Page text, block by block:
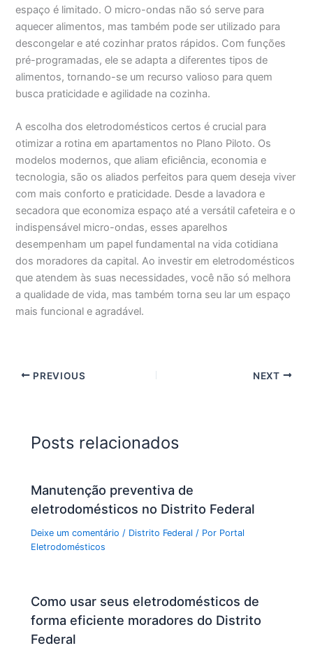
espaço é limitado. O micro-ondas não só serve para
aquecer alimentos, mas também pode ser utilizado para
descongelar e até cozinhar pratos rápidos. Com funções
pré-programadas, ele se adapta a diferentes tipos de
alimentos, tornando-se um recurso valioso para quem
busca praticidade e agilidade na cozinha.
A escolha dos eletrodomésticos certos é crucial para
otimizar a rotina em apartamentos no Plano Piloto. Os
modelos modernos, que aliam eficiência, economia e
tecnologia, são os aliados perfeitos para quem deseja viver
com mais conforto e praticidade. Desde a lavadora e
secadora que economiza espaço até a versátil cafeteira e o
indispensável micro-ondas, esses aparelhos
desempenham um papel fundamental na vida cotidiana
dos moradores da capital. Ao investir em eletrodomésticos
que atendem às suas necessidades, você não só melhora
a qualidade de vida, mas também torna seu lar um espaço
mais funcional e agradável.
PREVIOUS NEXT
Posts relacionados
Manutenção preventiva de
eletrodomésticos no Distrito Federal
Deixe um comentário / Distrito Federal / Por Portal
Eletrodomésticos
Como usar seus eletrodomésticos de
forma eficiente moradores do Distrito
Federal